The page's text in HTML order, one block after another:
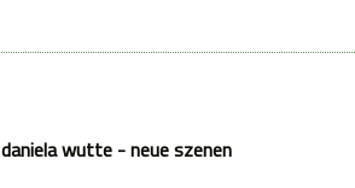
daniela wutte - neue szenen